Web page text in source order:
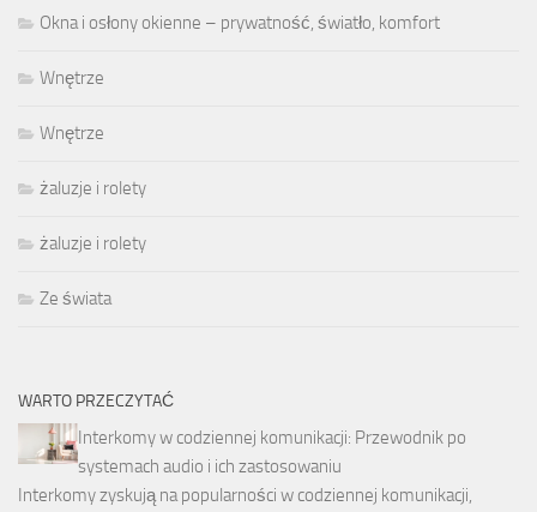
Okna i osłony okienne – prywatność, światło, komfort
Wnętrze
Wnętrze
żaluzje i rolety
żaluzje i rolety
Ze świata
WARTO PRZECZYTAĆ
Interkomy w codziennej komunikacji: Przewodnik po
systemach audio i ich zastosowaniu
Interkomy zyskują na popularności w codziennej komunikacji,